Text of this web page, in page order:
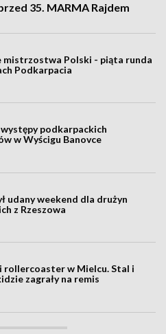
35. MARMA Rajdem
mistrzostwa Polski - piąta runda
Podkarpacia
podkarpackich
w Wyścigu Banovce
udany weekend dla drużyn
z Rzeszowa
rollercoaster w Mielcu. Stal i
zagrały na remis